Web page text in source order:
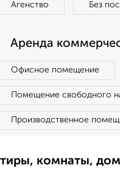
Агенство Без
Аренда
Офисное помещение
Помещение свободного
Производственное
комнаты,